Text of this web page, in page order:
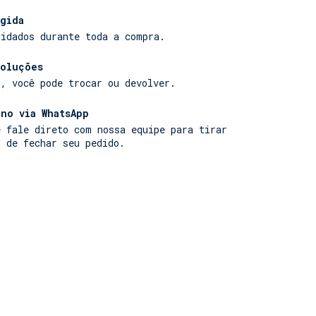
o estilo da peça.
durante toda a compra.
você pode trocar ou devolver.
via WhatsApp
fale direto com nossa equipe para tirar
de fechar seu pedido.